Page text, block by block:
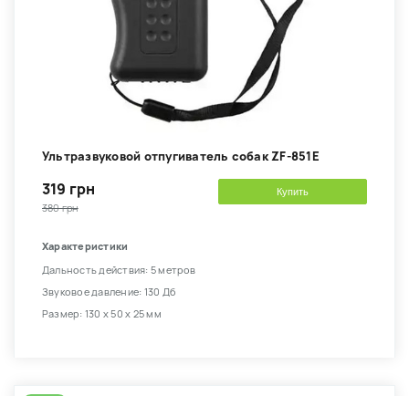
Ультразвуковой отпугиватель собак ZF-851E
319 грн
380 грн
Купить
Характеристики
Дальность действия: 5 метров
Звуковое давление: 130 Дб
Размер: 130 х 50 х 25 мм